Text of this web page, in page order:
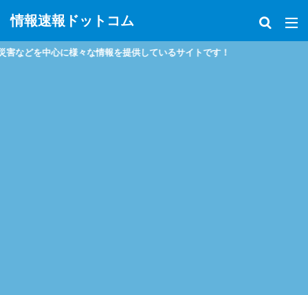
情報速報ドットコム
を中心に様々な情報を提供しているサイトです！